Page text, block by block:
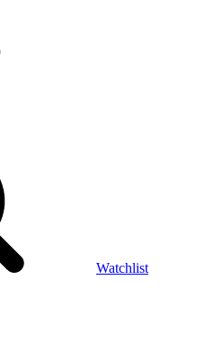
Watchlist